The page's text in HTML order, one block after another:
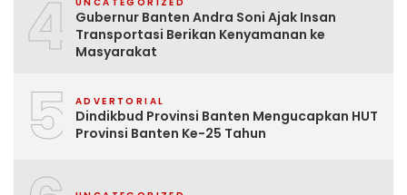
4
Gubernur Banten Andra Soni Ajak Insan
Transportasi Berikan Kenyamanan ke
Masyarakat
5 ADVERTORIAL
Dindikbud Provinsi Banten Mengucapkan HUT
Provinsi Banten Ke-25 Tahun